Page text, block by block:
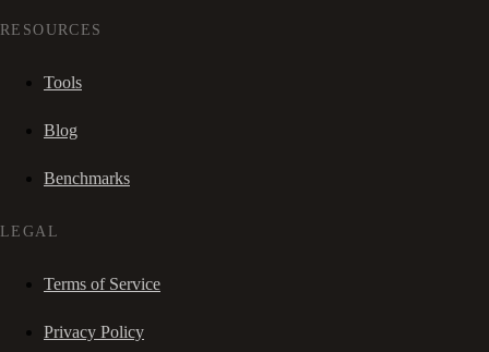
RESOURCES
Tools
Blog
Benchmarks
LEGAL
Terms of Service
Privacy Policy